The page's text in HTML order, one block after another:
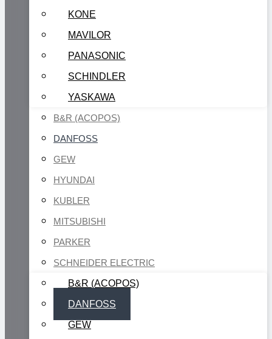
KONE
MAVILOR
PANASONIC
SCHINDLER
YASKAWA
B&R (ACOPOS)
DANFOSS
GEW
HYUNDAI
KUBLER
MITSUBISHI
PARKER
SCHNEIDER ELECTRIC
B&R (ACOPOS)
DANFOSS
GEW